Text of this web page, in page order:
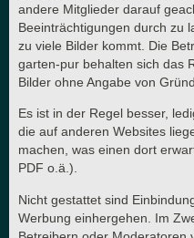
andere Mitglieder darauf
Beeinträchtigungen durch zu
zu viele Bilder kommt. Die
garten-pur behalten sich das
Bilder ohne Angabe von
Es ist in der Regel besser,
die auf anderen Websites
machen, was einen dort
PDF o.ä.).
Nicht gestattet sind
Werbung einhergehen. Im